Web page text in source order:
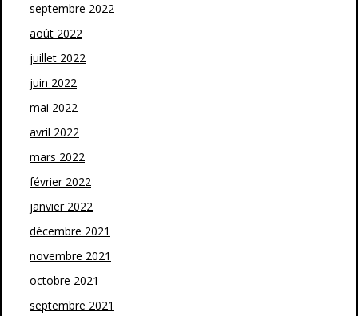
septembre 2022
août 2022
juillet 2022
juin 2022
mai 2022
avril 2022
mars 2022
février 2022
janvier 2022
décembre 2021
novembre 2021
octobre 2021
septembre 2021